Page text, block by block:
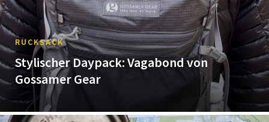
RUCKSACK
Stylischer Daypack: Vagabond von
Gossamer Gear